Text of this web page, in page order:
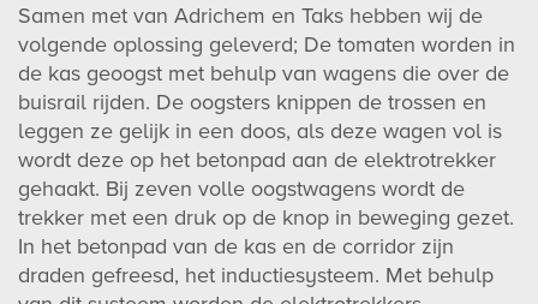
Samen met van Adrichem en Taks hebben wij de
volgende oplossing geleverd; De tomaten worden in
de kas geoogst met behulp van wagens die over de
buisrail rijden. De oogsters knippen de trossen en
leggen ze gelijk in een doos, als deze wagen vol is
wordt deze op het betonpad aan de elektrotrekker
gehaakt. Bij zeven volle oogstwagens wordt de
trekker met een druk op de knop in beweging gezet.
In het betonpad van de kas en de corridor zijn
draden gefreesd, het inductiesysteem. Met behulp